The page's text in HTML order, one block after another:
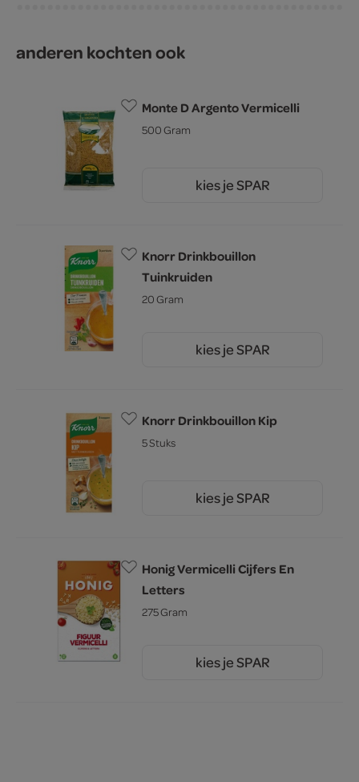
anderen kochten ook
Monte D Argento Vermicelli
500 Gram
kies je SPAR
Knorr Drinkbouillon
Tuinkruiden
20 Gram
kies je SPAR
Knorr Drinkbouillon Kip
5 Stuks
kies je SPAR
Honig Vermicelli Cijfers En
Letters
275 Gram
kies je SPAR